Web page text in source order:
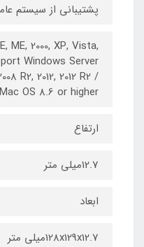
پشتیبانی از سیستم
ME, 2000, XP, Vista,
Windows Server
R2, 2012, 2012 R2 /
OS 8.6 or higher
ارتفاع
12.7میلی متر
ابعاد
128x129x12.7میلی متر